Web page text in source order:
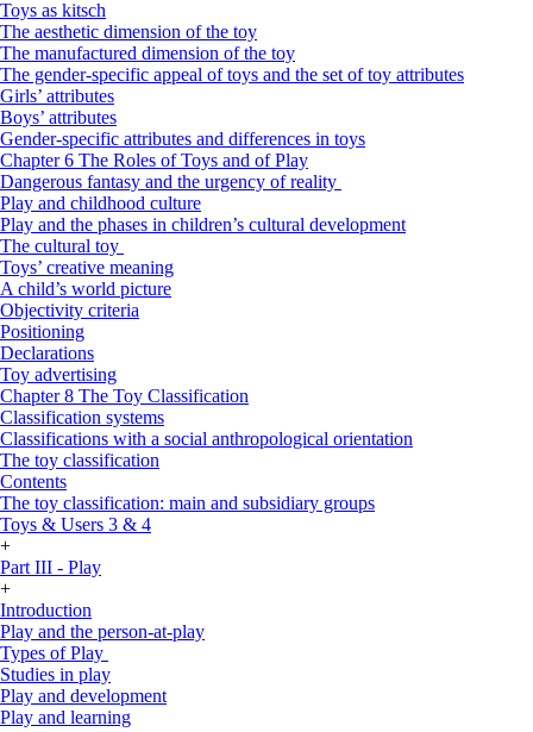
Toys as kitsch
The aesthetic dimension of the toy
The manufactured dimension of the toy
The gender-specific appeal of toys and the set of toy attributes
Girls’ attributes
Boys’ attributes
Gender-specific attributes and differences in toys
Chapter 6 The Roles of Toys and of Play
Dangerous fantasy and the urgency of reality
Play and childhood culture
Play and the phases in children’s cultural development
The cultural toy
Toys’ creative meaning
A child’s world picture
Objectivity criteria
Positioning
Declarations
Toy advertising
Chapter 8 The Toy Classification
Classification systems
Classifications with a social anthropological orientation
The toy classification
Contents
The toy classification: main and subsidiary groups
Toys & Users 3 & 4
+
Part III - Play
+
Introduction
Play and the person-at-play
Types of Play
Studies in play
Play and development
Play and learning